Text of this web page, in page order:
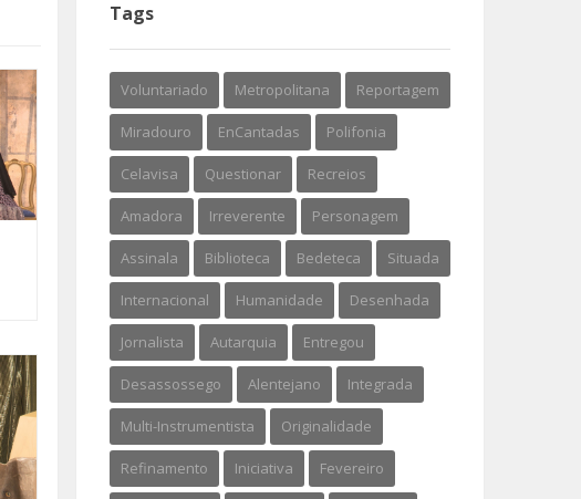
Tags
Voluntariado Metropolitana Reportagem
Miradouro EnCantadas Polifonia
Celavisa Questionar Recreios
Amadora Irreverente Personagem
Assinala Biblioteca Bedeteca Situada
Internacional Humanidade Desenhada
Jornalista Autarquia Entregou
Desassossego Alentejano Integrada
Multi-Instrumentista Originalidade
Refinamento Iniciativa Fevereiro